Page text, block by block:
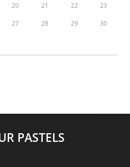
20 21 22 23
27 28 29 30
PASTELS